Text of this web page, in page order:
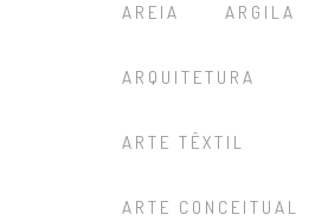
AREIA ARGILA
ARQUITETURA
ARTE TÊXTIL
ARTE CONCEITUAL